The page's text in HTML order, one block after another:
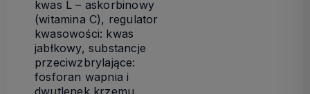
kwas L – askorbinowy
(witamina C), regulator
kwasowości: kwas
jabłkowy, substancje
przeciwzbrylające:
fosforan wapnia i
dwutlenek krzemu,